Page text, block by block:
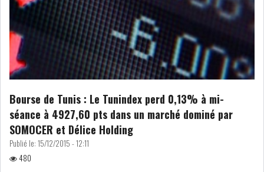
Bourse de Tunis : Le Tunindex perd 0,13% à mi-
séance à 4927,60 pts dans un marché dominé par
SOMOCER et Délice Holding
Publié le: 15/12/2015 - 12:11
480